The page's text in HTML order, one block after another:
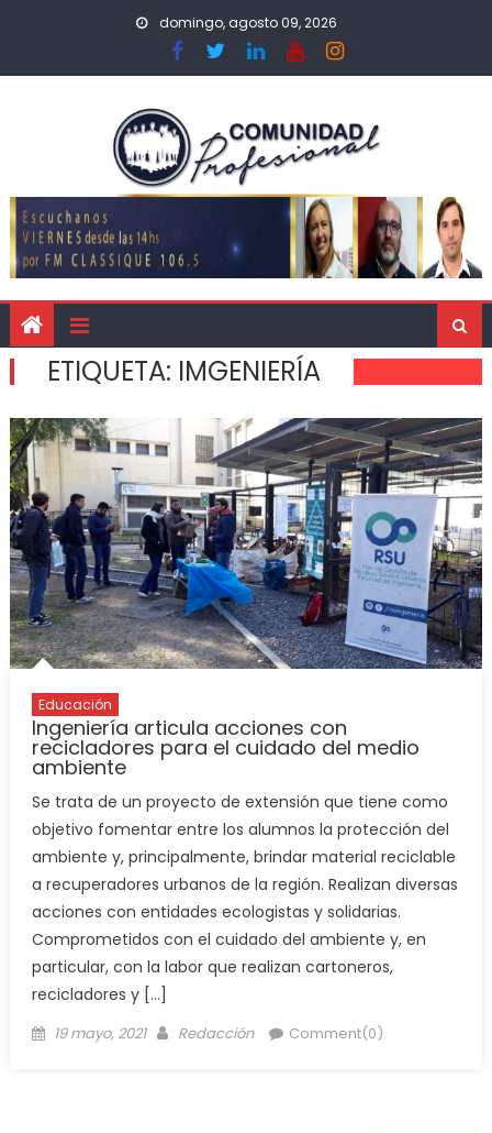
domingo, agosto 09, 2026
ETIQUETA: IMGENIERÍA
Educación
Ingeniería articula acciones con
recicladores para el cuidado del medio
ambiente
Se trata de un proyecto de extensión que tiene como
objetivo fomentar entre los alumnos la protección del
ambiente y, principalmente, brindar material reciclable
a recuperadores urbanos de la región. Realizan diversas
acciones con entidades ecologistas y solidarias.
Comprometidos con el cuidado del ambiente y, en
particular, con la labor que realizan cartoneros,
recicladores y […]
19 mayo, 2021 Redacción Comment(0)